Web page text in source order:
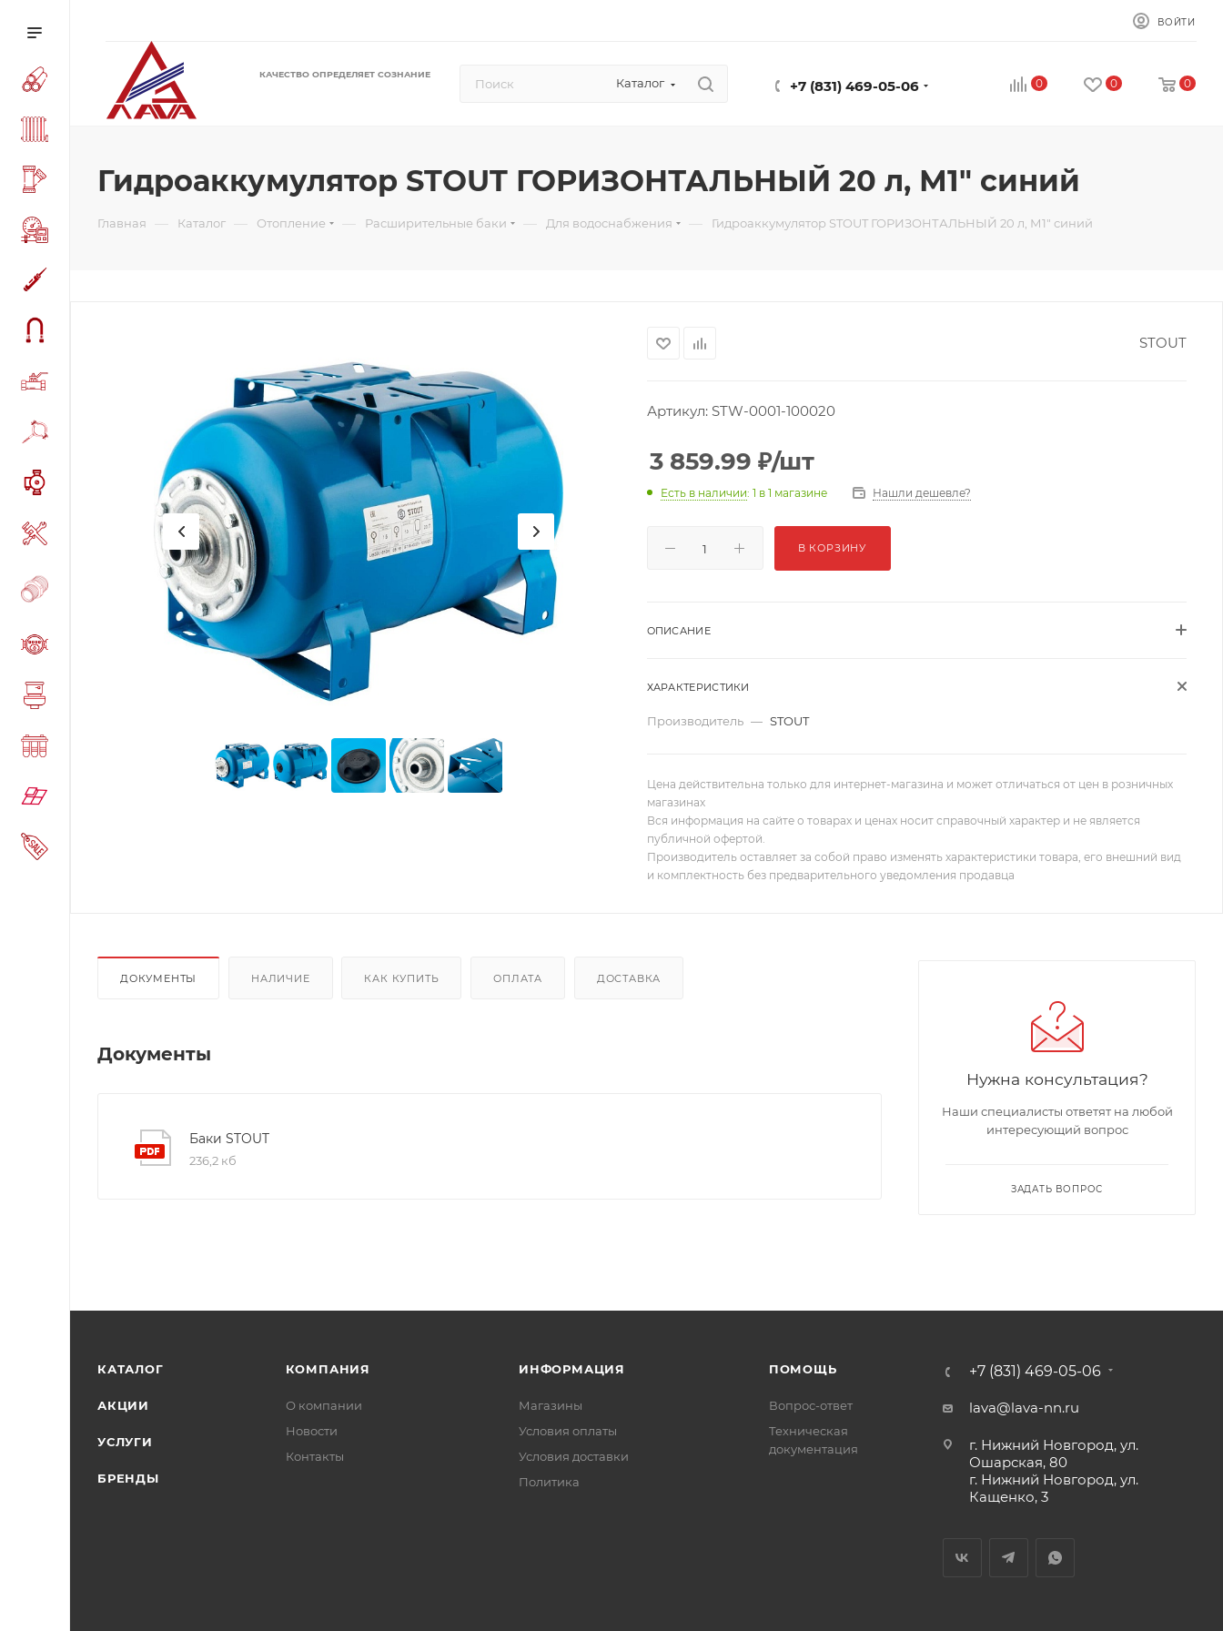
ВОЙТИ
КАЧЕСТВО ОПРЕДЕЛЯЕТ СОЗНАНИЕ
Каталог +7 (831) 469-05-06 0 0 0
Гидроаккумулятор STOUT ГОРИЗОНТАЛЬНЫЙ 20 л, М1" синий
Главная — Каталог — Отопление — Расширительные баки — Для водоснабжения — Гидроаккумулятор STOUT ГОРИЗОНТАЛЬНЫЙ 20 л, М1" синий
STOUT
Артикул: STW-0001-100020
3 859.99 ₽/шт
Есть в наличии: 1 в 1 магазине Нашли дешевле?
В КОРЗИНУ
ОПИСАНИЕ
ХАРАКТЕРИСТИКИ
Производитель — STOUT
Цена действительна только для интернет-магазина и может отличаться от цен в розничных
магазинах
Вся информация на сайте о товарах и ценах носит справочный характер и не является
публичной офертой.
Производитель оставляет за собой право изменять характеристики товара, его внешний вид
и комплектность без предварительного уведомления продавца
ДОКУМЕНТЫ НАЛИЧИЕ КАК КУПИТЬ ОПЛАТА ДОСТАВКА
Документы
Баки STOUT
236,2 кб
Нужна консультация?
Наши специалисты ответят на любой
интересующий вопрос
ЗАДАТЬ ВОПРОС
КАТАЛОГ
АКЦИИ
УСЛУГИ
БРЕНДЫ
КОМПАНИЯ
О компании
Новости
Контакты
ИНФОРМАЦИЯ
Магазины
Условия оплаты
Условия доставки
Политика
ПОМОЩЬ
Вопрос-ответ
Техническая
документация
+7 (831) 469-05-06
lava@lava-nn.ru
г. Нижний Новгород, ул.
Ошарская, 80
г. Нижний Новгород, ул.
Кащенко, 3